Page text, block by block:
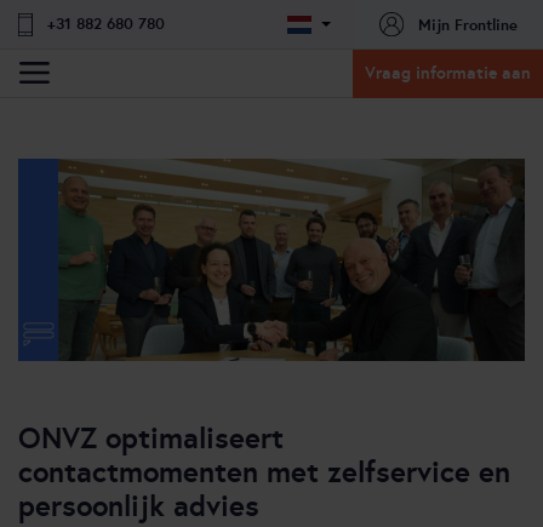
+31 882 680 780 Mijn Frontline
Vraag informatie aan
ONVZ optimaliseert
contactmomenten met zelfservice en
persoonlijk advies